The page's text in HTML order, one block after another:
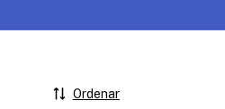
Ordenar